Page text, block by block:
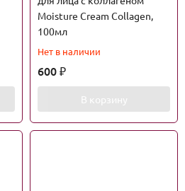
Moisture Cream Collagen,
100мл
Нет в наличии
600 ₽
В корзину